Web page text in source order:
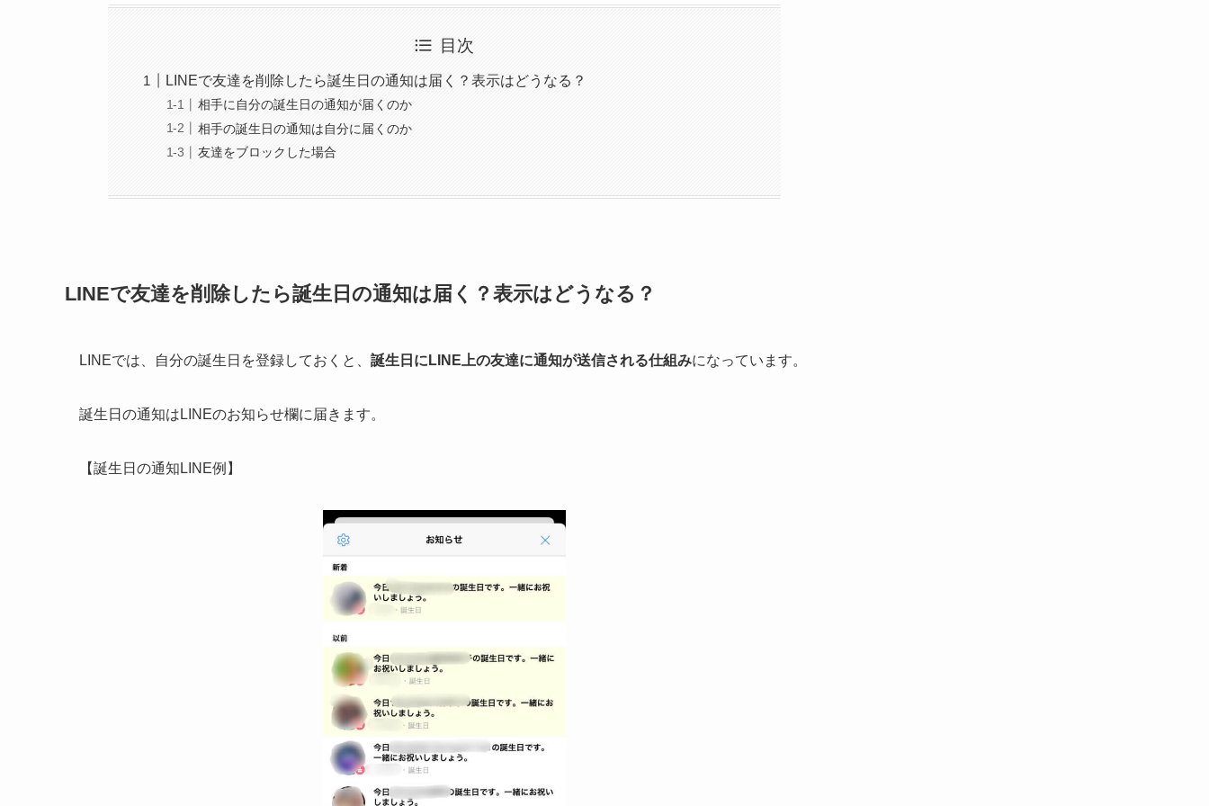
目次
LINEで友達を削除したら誕生日の通知は届く？表示はどうなる？
相手に自分の誕生日の通知が届くのか
相手の誕生日の通知は自分に届くのか
友達をブロックした場合
LINEで友達を削除したら誕生日の通知は届く？表示はどうなる？
LINEでは、自分の誕生日を登録しておくと、 誕生日にLINE上の友達に通知が送信される仕組みになっています。
誕生日の通知はLINEのお知らせ欄に届きます。
【誕生日の通知LINE例】